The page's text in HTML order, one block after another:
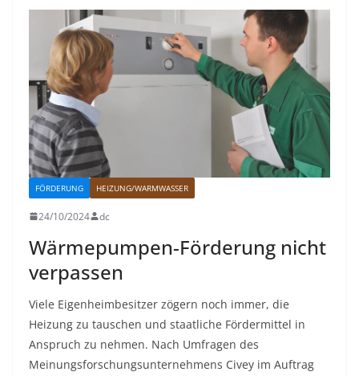
FÖRDERUNG HEIZUNG/WARMWASSER
24/10/2024 dc
Wärmepumpen-Förderung nicht
verpassen
Viele Eigenheimbesitzer zögern noch immer, die
Heizung zu tauschen und staatliche Fördermittel in
Anspruch zu nehmen. Nach Umfragen des
Meinungsforschungsunternehmens Civey im Auftrag